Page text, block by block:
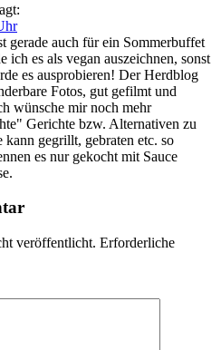
gerade auch für ein Sommerbuffet
ich es als vegan auszeichnen, sonst
es ausprobieren! Der Herdblog
Fotos, gut gefilmt und
wünsche mir noch mehr
Gerichte bzw. Alternativen zu
kann gegrillt, gebraten etc. so
es nur gekocht mit Sauce
veröffentlicht. Erforderliche